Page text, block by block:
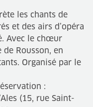
les chants de
et des airs d’opéra
Avec le chœur
de Rousson, en
Organisé par le
:
(15, rue Saint-